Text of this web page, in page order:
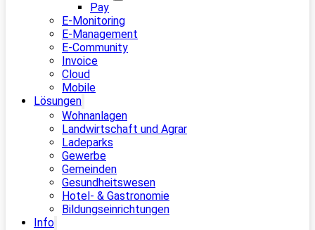
Pay
E-Monitoring
E-Management
E-Community
Invoice
Cloud
Mobile
Lösungen
Wohnanlagen
Landwirtschaft und Agrar
Ladeparks
Gewerbe
Gemeinden
Gesundheitswesen
Hotel- & Gastronomie
Bildungseinrichtungen
Info